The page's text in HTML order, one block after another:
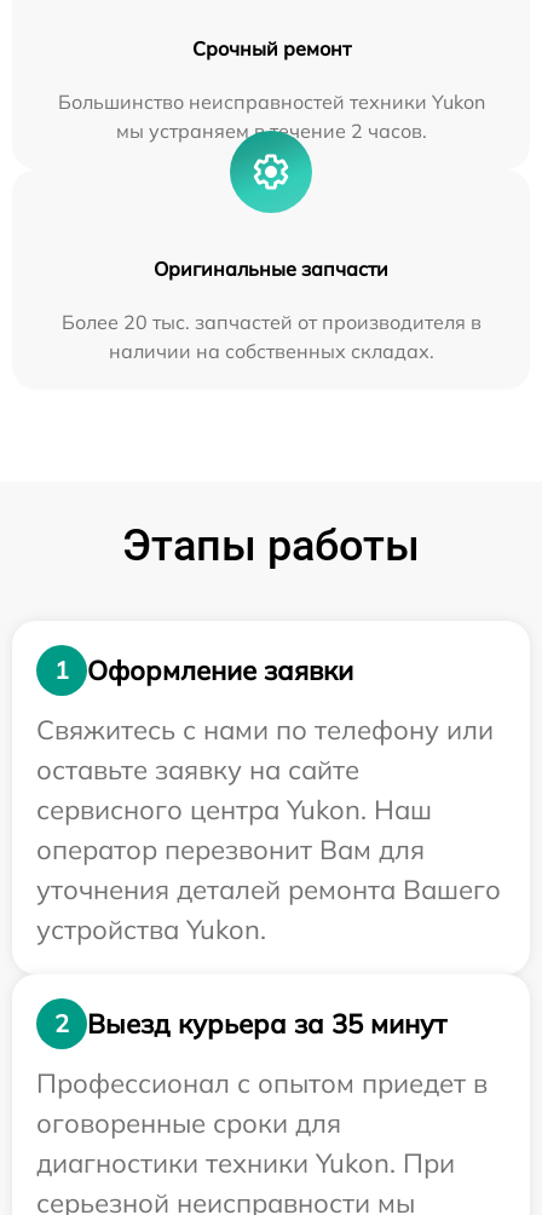
Срочный ремонт
Большинство неисправностей техники Yukon
мы устраняем в течение 2 часов.
Оригинальные запчасти
Более 20 тыс. запчастей от производителя в
наличии на собственных складах.
Этапы работы
1
Оформление заявки
Свяжитесь с нами по телефону или
оставьте заявку на сайте
сервисного центра Yukon. Наш
оператор перезвонит Вам для
уточнения деталей ремонта Вашего
устройства Yukon.
2
Выезд курьера за 35 минут
Профессионал с опытом приедет в
оговоренные сроки для
диагностики техники Yukon. При
серьезной неисправности мы